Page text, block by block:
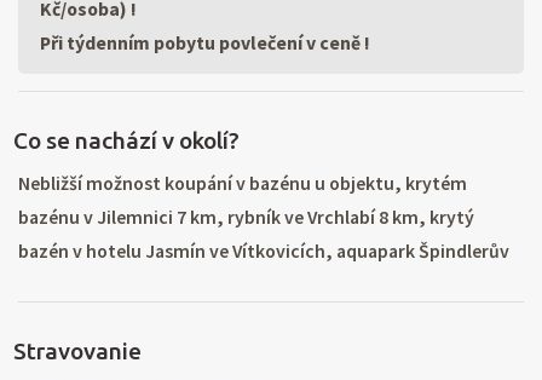
Kč/osoba) !
Při týdenním pobytu povlečení v ceně !
Co se nachází v okolí?
Nebližší možnost koupání v bazénu u objektu, krytém
bazénu v Jilemnici 7 km, rybník ve Vrchlabí 8 km, krytý
bazén v hotelu Jasmín ve Vítkovicích, aquapark Špindlerův
vlek 100 m, výborné podmínky pro zimní sporty v obci 8
Stravovanie